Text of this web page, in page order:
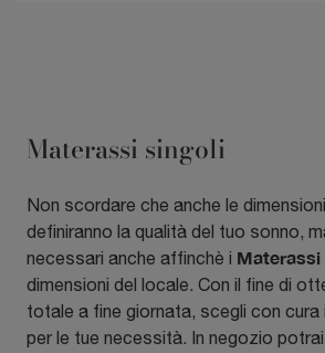
Materassi singoli
Non scordare che anche le
definiranno la qualità del tuo sonno,
necessari anche affinchè i Materassi
dimensioni del locale. Con il fine di
totale a fine giornata, scegli con cura i
per le tue necessità. In negozio